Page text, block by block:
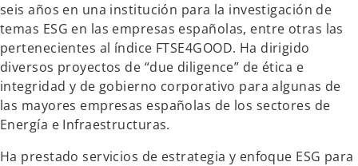
seis años en una institución para la investigación de
temas ESG en las empresas españolas, entre otras las
pertenecientes al índice FTSE4GOOD. Ha dirigido
diversos proyectos de “due diligence” de ética e
integridad y de gobierno corporativo para algunas de
las mayores empresas españolas de los sectores de
Energía e Infraestructuras.
Ha prestado servicios de estrategia y enfoque ESG para